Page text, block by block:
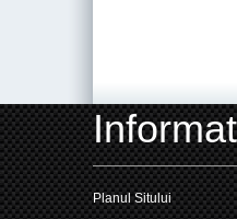
Planul Sitului